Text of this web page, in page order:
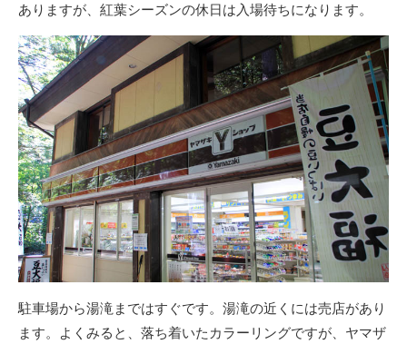
ありますが、紅葉シーズンの休日は入場待ちになります。
駐車場から湯滝まではすぐです。湯滝の近くには売店があり
ます。よくみると、落ち着いたカラーリングですが、ヤマザ